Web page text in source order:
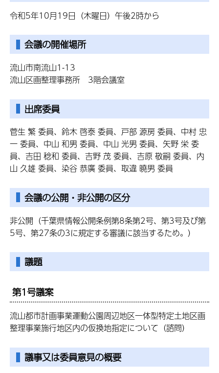
令和5年10月19日（木曜日）午後2時から
会議の開催場所
流山市南流山1-13
流山区画整理事務所 3階会議室
出席委員
菅生 繁 委員、鈴木 啓泰 委員、戸部 源房 委員、中村 忠
一 委員、中山 和男 委員、中山 光男 委員、矢野 栄 委
員、吉田 稔和 委員、吉野 茂 委員、吉原 敬嗣 委員、内
山 久雄 委員、染谷 恭廣 委員、取違 曉男 委員
会議の公開・非公開の区分
非公開（千葉県情報公開条例第8条第2号、第3号及び第
5号、第27条の3に規定する審議に該当するため。）
議題
第1号議案
流山都市計画事業運動公園周辺地区一体型特定土地区画
整理事業施行地区内の仮換地指定について（諮問）
議事又は委員意見の概要